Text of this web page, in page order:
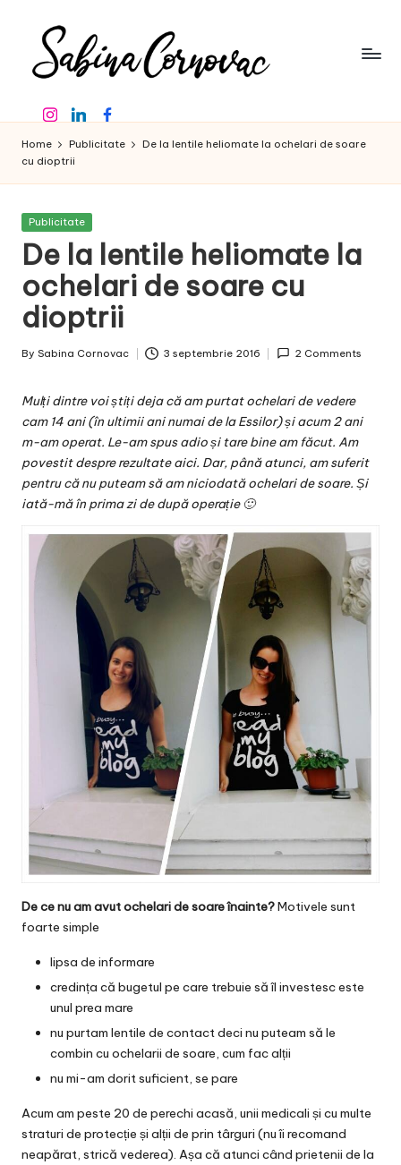
content
a
b
in
a
C
o
r
n
v
a
c
O
nl
in
creator
de
conținut
de
ani
-
InstagramLinkedinFacebook
Home Publicitate
De la lentile heliomate la ochelari de soare
cu dioptrii
Posted
Publicitate
De la lentile heliomate la
ochelari de soare cu
dioptrii
Posted
By Sabina Cornovac 3 septembrie 2016 2 Comments
Mulți dintre voi știți deja că am purtat ochelari de vedere
cam 14 ani (în ultimii ani numai de laEssilor) și acum 2 ani
m-am operat. Le-am spus adio și tare bine am făcut. Am
povestit despre rezultateaici. Dar, până atunci, am suferit
pentru că nu puteam să am niciodată ochelari de soare. Și
iată-mă în prima zi de după operație 🙂
De ce nu am avut ochelari de soare înainte?Motivele sunt
foarte simple
lipsa de informare
credința că bugetul pe care trebuie să îl investesc este
unul prea mare
nu purtam lentile de contact deci nu puteam să le
combin cu ochelarii de soare, cum fac alții
nu mi-am dorit suficient, se pare
Acum am peste 20 de perechi acasă, unii medicali și cu multe
straturi de protecție și alții de prin târguri (nu îi recomand
neapărat, strică vederea). Așa că atunci când prietenii de la